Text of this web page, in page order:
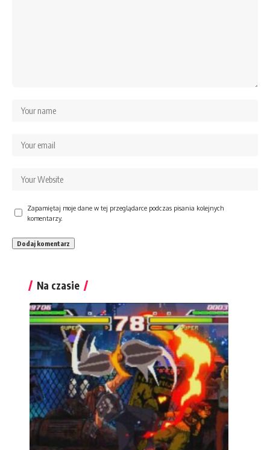
Zapamiętaj moje dane w tej przeglądarce podczas pisania kolejnych
komentarzy.
Na czasie